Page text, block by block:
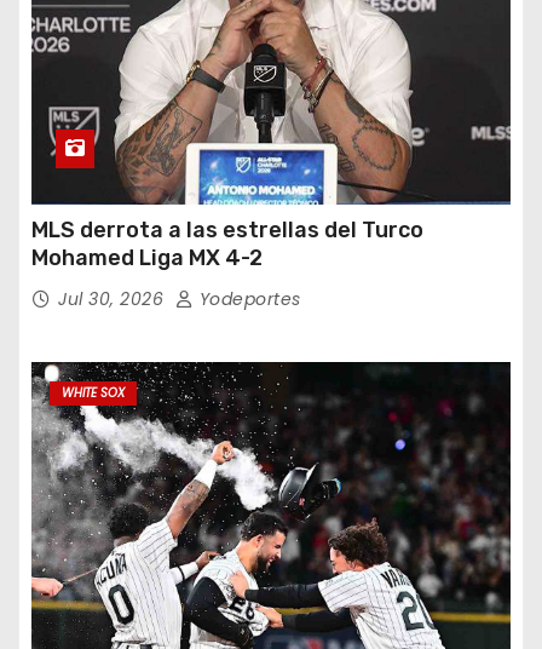
MLS derrota a las estrellas del Turco
Mohamed Liga MX 4-2
Jul 30, 2026 Yodeportes
WHITE SOX